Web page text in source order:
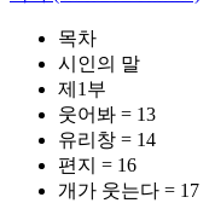
목차
시인의 말
제1부
웃어봐 = 13
유리창 = 14
편지 = 16
개가 웃는다 = 17